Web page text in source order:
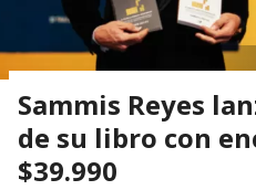
Sammis Reyes
de su libro con
$39.990